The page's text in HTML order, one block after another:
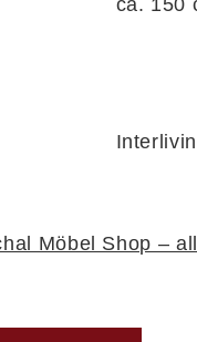
Möbel Shop –